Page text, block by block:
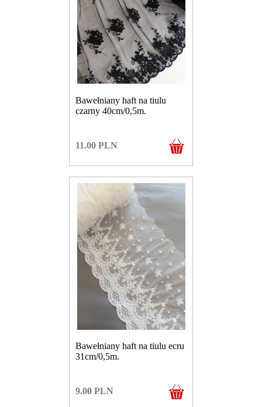
Bawełniany haft na tiulu
czarny 40cm/0,5m.
11.00 PLN
Bawełniany haft na tiulu ecru
31cm/0,5m.
9.00 PLN